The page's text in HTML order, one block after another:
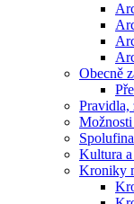
Obecně
Pravidla,
Kultura
Kroniky